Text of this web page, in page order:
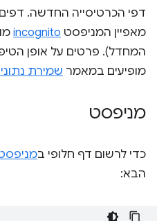
דפי הכרטיסייה החדשה. דפים
מאפיין המניפסט incognito
המחדל). פרטים על אופן
מופיעים במאמר שמירת
מניפסט
כדי לרשום דף חלופי ב
הבא: